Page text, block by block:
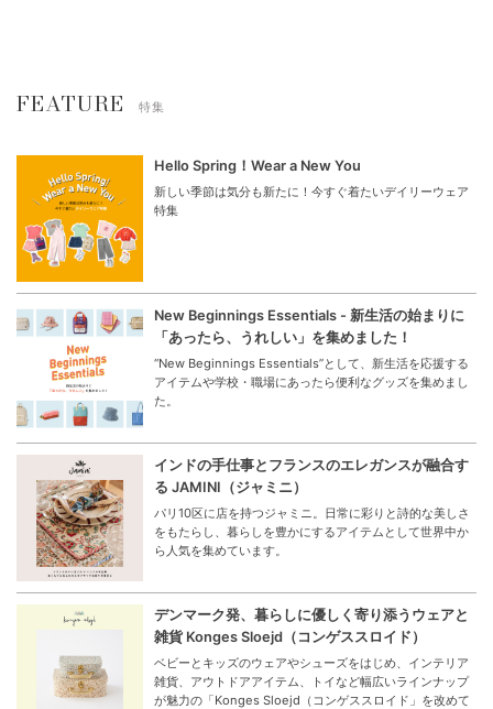
FEATURE 特集
Hello Spring！Wear a New You
新しい季節は気分も新たに！今すぐ着たいデイリーウェア
特集
New Beginnings Essentials - 新生活の始まりに
「あったら、うれしい」を集めました！
“New Beginnings Essentials”として、新生活を応援する
アイテムや学校・職場にあったら便利なグッズを集めまし
た。
インドの手仕事とフランスのエレガンスが融合す
る JAMINI（ジャミニ）
パリ10区に店を持つジャミニ。日常に彩りと詩的な美しさ
をもたらし、暮らしを豊かにするアイテムとして世界中か
ら人気を集めています。
デンマーク発、暮らしに優しく寄り添うウェアと
雑貨 Konges Sloejd（コンゲススロイド）
ベビーとキッズのウェアやシューズをはじめ、インテリア
雑貨、アウトドアアイテム、トイなど幅広いラインナップ
が魅力の「Konges Sloejd（コンゲススロイド」を改めて